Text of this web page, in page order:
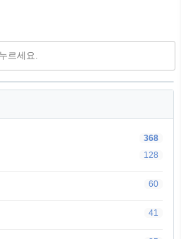
368
128
60
41